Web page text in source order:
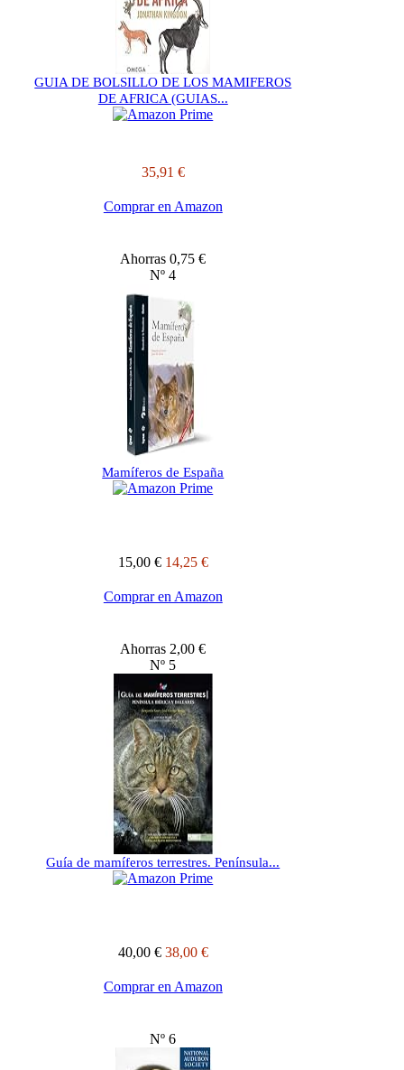
GUIA DE BOLSILLO DE LOS MAMIFEROS
DE AFRICA (GUIAS...
35,91 €
Comprar en Amazon
Ahorras 0,75 €
Nº 4
Mamíferos de España
15,00 € 14,25 €
Comprar en Amazon
Ahorras 2,00 €
Nº 5
Guía de mamíferos terrestres. Península...
40,00 € 38,00 €
Comprar en Amazon
Nº 6